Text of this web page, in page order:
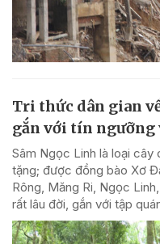
Tri thức dân gian
gắn với tín ngưỡng
Sâm Ngọc Linh là loại
tặng; được đồng bào Xơ
Rông, Măng Ri, Ngọc
rất lâu đời, gắn với tập